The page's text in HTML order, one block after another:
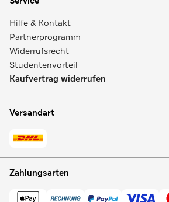
Hilfe & Kontakt
Partnerprogramm
Widerrufsrecht
Studentenvorteil
Kaufvertrag widerrufen
Versandart
Zahlungsarten